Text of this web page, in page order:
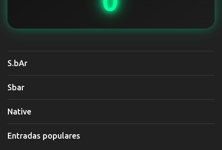
S.bAr
Sbar
Native
Entradas populares